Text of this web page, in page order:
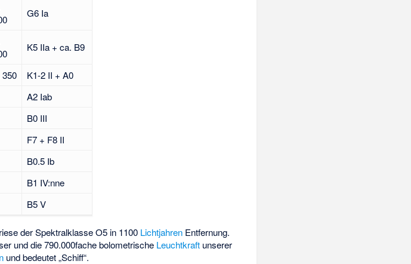
G6 Ia
K5 IIa + ca. B9
K1-2 II + A0
A2 Iab
B0 III
F7 + F8 II
B0.5 Ib
B1 IV:nne
B5 V
der Spektralklasse O5 in 1100 Lichtjahren Entfernung.
und die 790.000fache bolometrische Leuchtkraft unserer
und bedeutet „Schiff“.